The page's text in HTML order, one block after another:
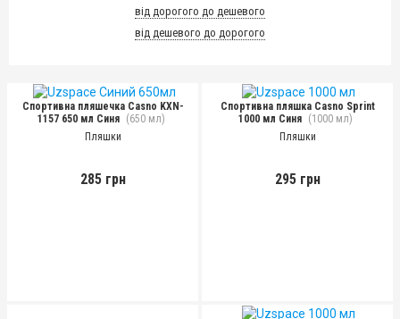
від дорогого до дешевого
від дешевого до дорогого
Спортивна пляшечка Casno KXN-
1157 650 мл Синя
(650 мл)
Пляшки
285 грн
Спортивна пляшка Casno Sprint
1000 мл Синя (1000 мл)
Пляшки
295 грн